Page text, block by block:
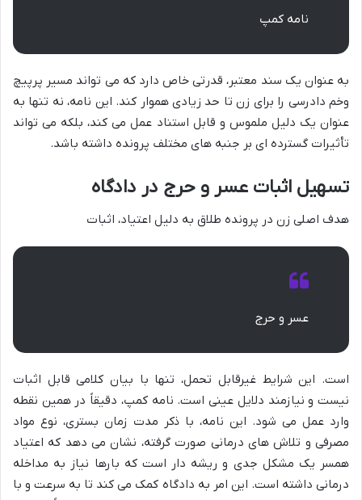
نامه کمپ
به عنوان یک سند معتبر، قدرتی خاص دارد که می تواند مسیر پرپیچ
وخم دادرسی را برای زن تا حد زیادی هموار کند. این نامه، نه تنها به
عنوان یک دلیل ملموس و قابل استناد عمل می کند، بلکه می تواند
تأثیرات گسترده ای بر جنبه های مختلف پرونده داشته باشد.
تسهیل اثبات عسر و حرج در دادگاه
هدف اصلی زن در پرونده طلاق به دلیل اعتیاد، اثبات
عسر و حرج
است. این شرایط غیرقابل تحمل، تنها با بیان کلامی قابل اثبات
نیست و نیازمند دلایل عینی است. نامه کمپ، دقیقاً در همین نقطه
وارد عمل می شود. این نامه، با ذکر مدت زمان بستری، نوع مواد
مصرفی و تلاش های درمانی صورت گرفته، نشان می دهد که اعتیاد
همسر یک مشکل جدی و ریشه دار است که بارها نیاز به مداخله
درمانی داشته است. این امر به دادگاه کمک می کند تا به سرعت و با